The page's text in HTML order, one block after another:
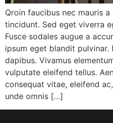
Qroin faucibus nec mauris
tincidunt. Sed eget viverra
Fusce sodales augue a
ipsum eget blandit pulvinar.
dapibus. Vivamus
vulputate eleifend tellus.
consequat vitae, eleifend
unde omnis […]